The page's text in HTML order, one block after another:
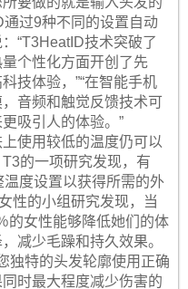
过9种不同的设置自动
“T3HeatID技术突破了
个性化方面开创了先
技体验，”“在智能手机
音频和触觉反馈技术可
吸引人的体验。”
使用较低的温度仍可以
的一项研究发现，有
度设置以获得所需的外
性的小组研究发现，当
的女性能够降低她们的体
减少毛躁和持久效果。
独特的头发轮廓使用正确
时最大程度减少伤害的